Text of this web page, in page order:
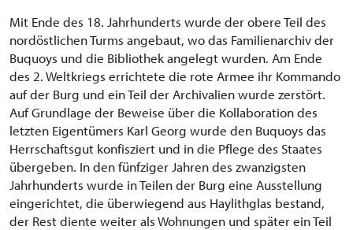
Mit Ende des 18. Jahrhunderts wurde der obere Teil des
nordöstlichen Turms angebaut, wo das Familienarchiv der
Buquoys und die Bibliothek angelegt wurden. Am Ende
des 2. Weltkriegs errichtete die rote Armee ihr Kommando
auf der Burg und ein Teil der Archivalien wurde zerstört.
Auf Grundlage der Beweise über die Kollaboration des
letzten Eigentümers Karl Georg wurde den Buquoys das
Herrschaftsgut konfisziert und in die Pflege des Staates
übergeben. In den fünfziger Jahren des zwanzigsten
Jahrhunderts wurde in Teilen der Burg eine Ausstellung
eingerichtet, die überwiegend aus Haylithglas bestand,
der Rest diente weiter als Wohnungen und später ein Teil